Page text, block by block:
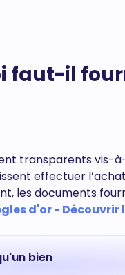
faut-il
transparents vis-
effectuer
les documents
d'or -
bien